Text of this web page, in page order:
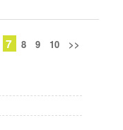
7 8 9 10 >>